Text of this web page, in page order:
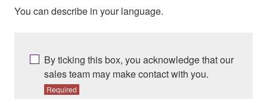
You can describe in your language.
By ticking this box, you acknowledge that our
sales team may make contact with you.
Required